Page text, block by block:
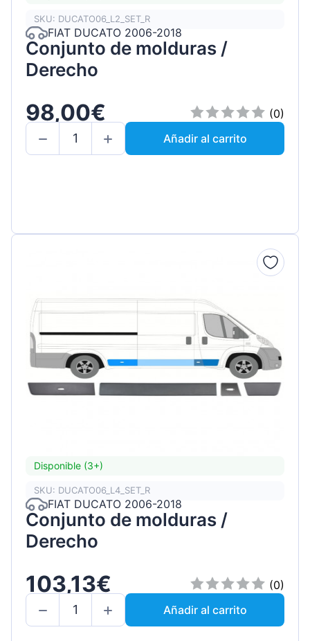
SKU: DUCATO06_L2_SET_R
FIAT DUCATO 2006-2018
Conjunto de molduras /
Derecho
98,00€
(0)
Añadir al carrito
Disponible (3+)
SKU: DUCATO06_L4_SET_R
FIAT DUCATO 2006-2018
Conjunto de molduras /
Derecho
103,13€
(0)
Añadir al carrito